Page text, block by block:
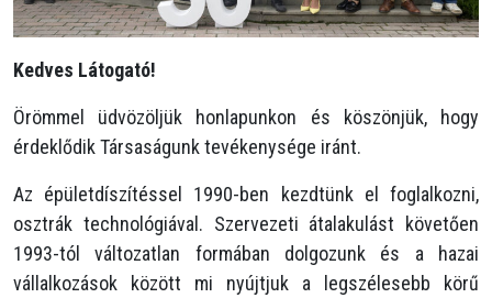
Kedves Látogató!
Örömmel üdvözöljük honlapunkon és köszönjük, hogy
érdeklődik Társaságunk tevékenysége iránt.
Az épületdíszítéssel 1990-ben kezdtünk el foglalkozni,
osztrák technológiával. Szervezeti átalakulást követően
1993-tól változatlan formában dolgozunk és a hazai
vállalkozások között mi nyújtjuk a legszélesebb körű